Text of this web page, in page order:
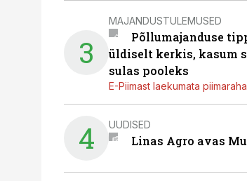
3
MAJANDUSTULEMUSED
Põllumajanduse
üldiselt kerkis, kasum
sulas pooleks
E-Piimast laekumata
4 UUDISED
Linas Agro avas